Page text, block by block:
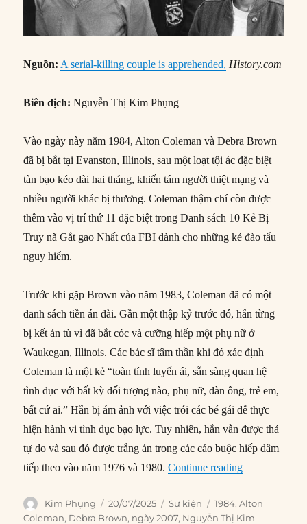
Nguồn: A serial-killing couple is apprehended, History.com
Biên dịch: Nguyễn Thị Kim Phụng
Vào ngày này năm 1984, Alton Coleman và Debra Brown
đã bị bắt tại Evanston, Illinois, sau một loạt tội ác đặc biệt
tàn bạo kéo dài hai tháng, khiến tám người thiệt mạng và
nhiều người khác bị thương. Coleman thậm chí còn được
thêm vào vị trí thứ 11 đặc biệt trong Danh sách 10 Kẻ Bị
Truy nã Gắt gao Nhất của FBI dành cho những kẻ đào tẩu
nguy hiểm.
Trước khi gặp Brown vào năm 1983, Coleman đã có một
danh sách tiền án dài. Gần một thập kỷ trước đó, hắn từng
bị kết án tù vì đã bắt cóc và cưỡng hiếp một phụ nữ ở
Waukegan, Illinois. Các bác sĩ tâm thần khi đó xác định
Coleman là một kẻ “toàn tính luyến ái, sẵn sàng quan hệ
tình dục với bất kỳ đối tượng nào, phụ nữ, đàn ông, trẻ em,
bất cứ ai.” Hắn bị ám ảnh với việc trói các bé gái để thực
hiện hành vi tình dục bạo lực. Tuy nhiên, hắn vẫn được thả
tự do và sau đó được trắng án trong các cáo buộc hiếp dâm
tiếp theo vào năm 1976 và 1980.Continue reading“20/07/1984:
Author
Kim Phụng
Posted
on
20/07/2025 Categories
Sự kiện Tags
1984,Alton
Coleman, Debra Brown, ngày 2007, Nguyễn Thị Kim